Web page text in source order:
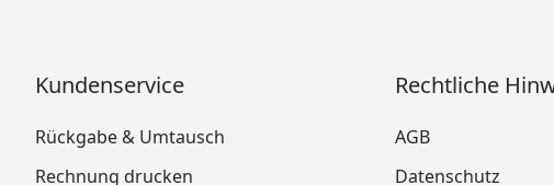
Kundenservice
Rückgabe & Umtausch
Rechnung drucken
Rechtliche
AGB
Datenschutz